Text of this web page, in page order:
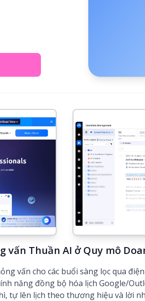
vấn Thuần AI ở Quy mô
vấn cho các buổi sàng lọc qua
năng đồng bộ hóa lịch Google/
tự lên lịch theo thương hiệu và lời